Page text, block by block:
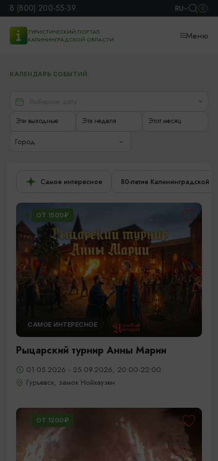
8 (800) 200-55-39 RU
ТУРИСТИЧЕСКИЙ ПОРТАЛ
КАЛИНИНГРАДСКОЙ ОБЛАСТИ
Меню
КАЛЕНДАРЬ СОБЫТИЙ
Эти выходные Эта неделя Этот месяц
Город
Самое интересное 80-летие Калининградской
ОТ 1500₽
САМОЕ ИНТЕРЕСНОЕ
Рыцарский турнир Анны Марии
01.05.2026 - 25.09.2026, 20:00-22:00
Гурьевск, замок Нойхаузен
ОТ 1200₽